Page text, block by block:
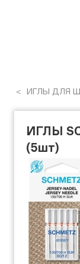
ИГЛЫ ДЛЯ
ИГЛЫ
(5шт)